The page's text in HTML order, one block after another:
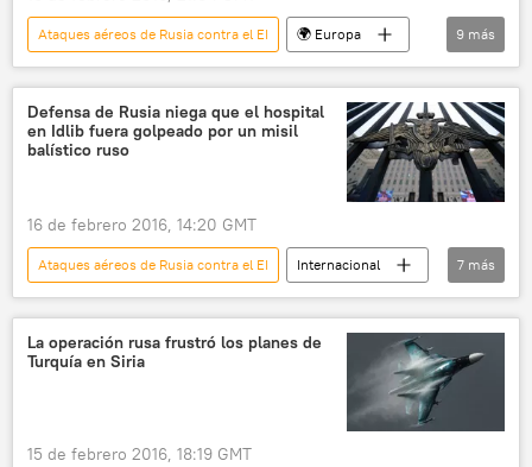
Ataques aéreos de Rusia contra el EI
🌍 Europa
Defensa
Internacional
🌍 Oriente Medio
Rusia
Reino Unido
Siria
Philip Hammond
9 más
Defensa de Rusia niega que el hospital
en Idlib fuera golpeado por un misil
balístico ruso
16 de febrero 2016, 14:20 GMT
Ataques aéreos de Rusia contra el EI
Internacional
🌍 Oriente Medio
Siria
Idlib
Ministerio de Defensa de Rusia
bombardeos
Rusia
noticias
7 más
La operación rusa frustró los planes de
Turquía en Siria
15 de febrero 2016, 18:19 GMT